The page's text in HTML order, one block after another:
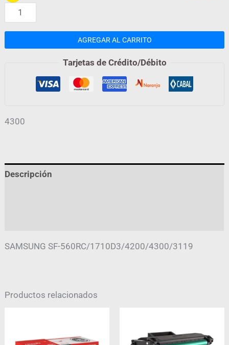
AGREGAR AL CARRITO
Tarjetas de Crédito/Débito
4300
Descripción
SAMSUNG SF-560RC/1710D3/4200/4300/3119
Productos relacionados